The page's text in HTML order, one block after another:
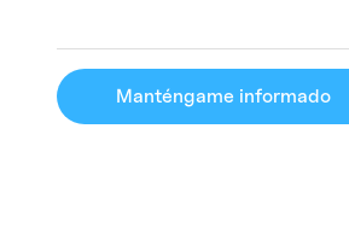
Manténgame informado